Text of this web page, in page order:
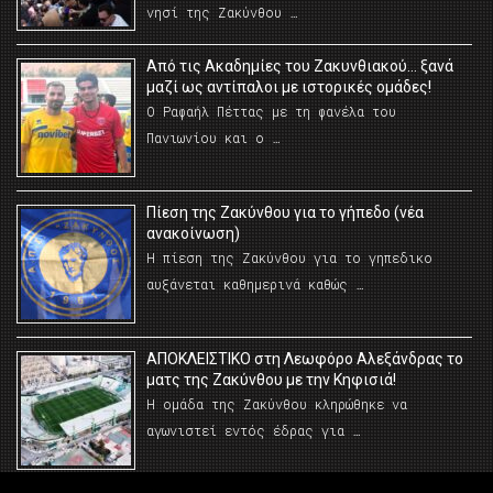
νησί της Ζακύνθου …
Από τις Ακαδημίες του Ζακυνθιακού… ξανά
μαζί ως αντίπαλοι με ιστορικές ομάδες!
Ο Ραφαήλ Πέττας με τη φανέλα του
Πανιωνίου και ο …
Πίεση της Ζακύνθου για το γήπεδο (νέα
ανακοίνωση)
Η πίεση της Ζακύνθου για το γηπεδικο
αυξάνεται καθημερινά καθώς …
AΠΟΚΛΕΙΣΤΙΚΟ στη Λεωφόρο Αλεξάνδρας το
ματς της Ζακύνθου με την Κηφισιά!
Η ομάδα της Ζακύνθου κληρώθηκε να
αγωνιστεί εντός έδρας για …